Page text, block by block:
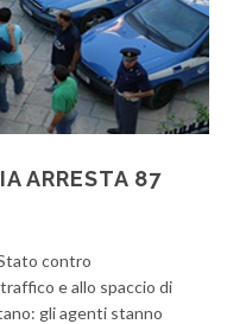
ARRESTA 87
contro
e allo spaccio di
gli agenti stanno